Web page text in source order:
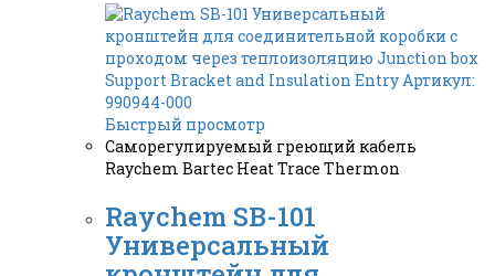
Быстрый просмотр
Саморегулируемый греющий кабель
Raychem Bartec Heat Trace Thermon
Raychem SB-101
Универсальный